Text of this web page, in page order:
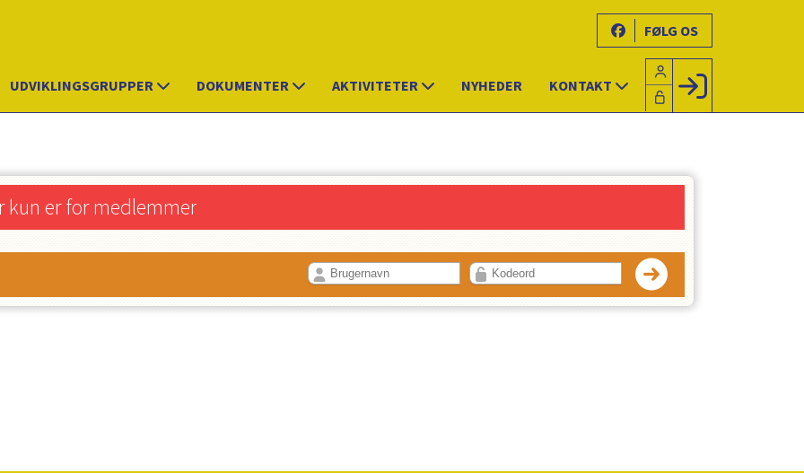
FØLG OS
UDVIKLINGSGRUPPER DOKUMENTER AKTIVITETER NYHEDER KONTAKT
kun er for medlemmer